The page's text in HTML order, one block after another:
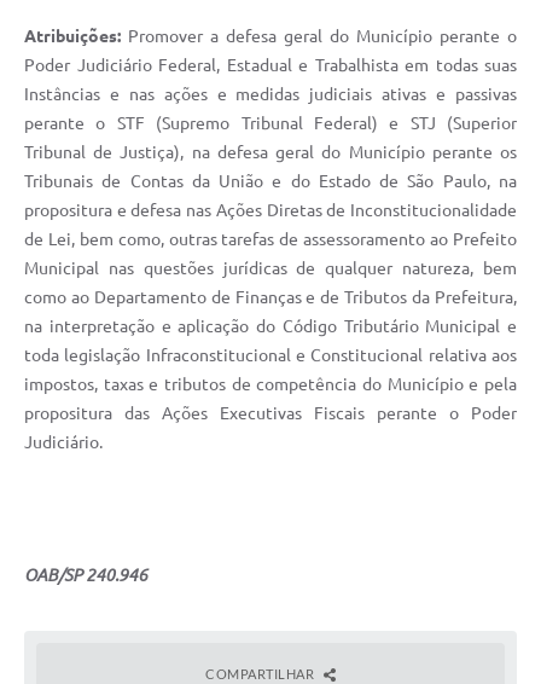
Atribuições: Promover a defesa geral do Município perante o
Poder Judiciário Federal, Estadual e Trabalhista em todas suas
Instâncias e nas ações e medidas judiciais ativas e passivas
perante o STF (Supremo Tribunal Federal) e STJ (Superior
Tribunal de Justiça), na defesa geral do Município perante os
Tribunais de Contas da União e do Estado de São Paulo, na
propositura e defesa nas Ações Diretas de Inconstitucionalidade
de Lei, bem como, outras tarefas de assessoramento ao Prefeito
Municipal nas questões jurídicas de qualquer natureza, bem
como ao Departamento de Finanças e de Tributos da Prefeitura,
na interpretação e aplicação do Código Tributário Municipal e
toda legislação Infraconstitucional e Constitucional relativa aos
impostos, taxas e tributos de competência do Município e pela
propositura das Ações Executivas Fiscais perante o Poder
Judiciário.
OAB/SP 240.946
COMPARTILHAR